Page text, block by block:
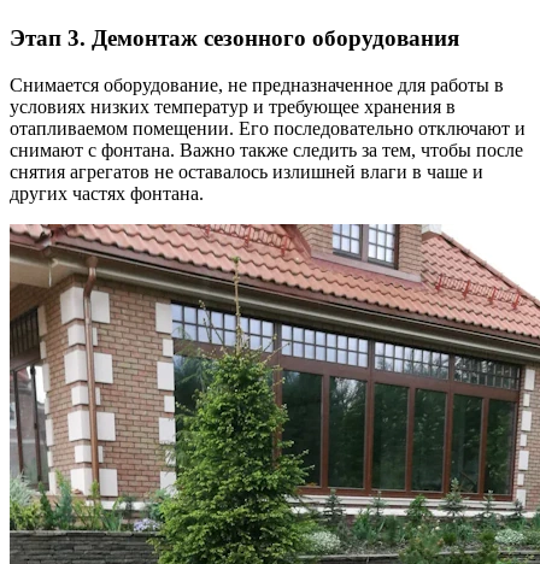
Этап 3. Демонтаж сезонного оборудования
Снимается оборудование, не предназначенное для работы в
условиях низких температур и требующее хранения в
отапливаемом помещении. Его последовательно отключают и
снимают с фонтана. Важно также следить за тем, чтобы после
снятия агрегатов не оставалось излишней влаги в чаше и
других частях фонтана.